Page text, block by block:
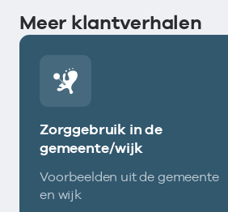
Meer klantverhalen
Zorggebruik in de
gemeente/wijk
Voorbeelden uit de gemeente
en wijk